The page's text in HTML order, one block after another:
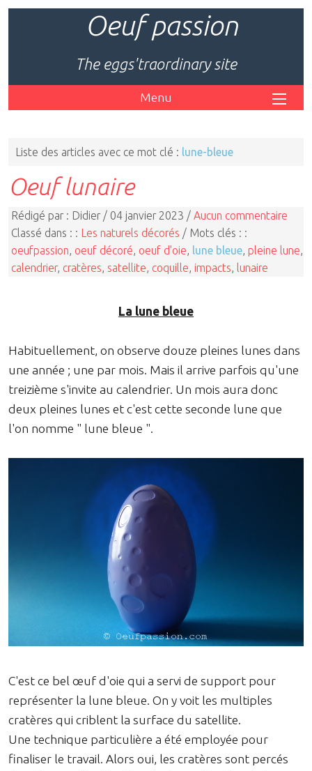
Oeuf passion
The eggs'traordinary site
Menu
Liste des articles avec ce mot clé : lune-bleue
Oeuf lunaire
Rédigé par : Didier / 04 janvier 2023 / Aucun commentaire
Classé dans : : Les naturels décorés / Mots clés : :
oeufpassion oeuf décoré oeuf d'oie lune bleue pleine lune
calendrier, cratères satellite coquille impacts lunaire
La lune bleue
Habituellement, on observe douze pleines lunes dans
une année ; une par mois. Mais il arrive parfois qu'une
treizième s'invite au calendrier. Un mois aura donc
deux pleines lunes et c'est cette seconde lune que
l'on nomme " lune bleue ".
C'est ce bel œuf d'oie qui a servi de support pour
représenter la lune bleue. On y voit les multiples
cratères qui criblent la surface du satellite.
Une technique particulière a été employée pour
finaliser le travail. Alors oui, les cratères sont percés